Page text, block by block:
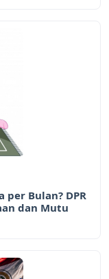
Bulan? DPR
dan Mutu